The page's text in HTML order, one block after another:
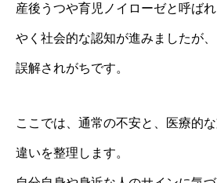
産後うつや育児ノイローゼと呼ば
やく社会的な認知が進みましたが
誤解されがちです。
ここでは、通常の不安と、医療的
違いを整理します。